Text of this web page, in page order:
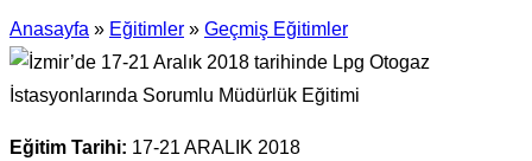
Anasayfa » Eğitimler » Geçmiş Eğitimler
Eğitim Tarihi: 17-21 ARALIK 2018